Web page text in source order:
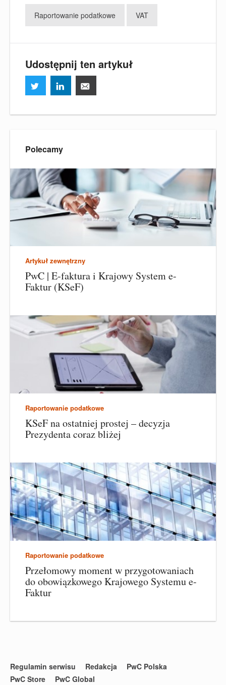
Raportowanie podatkowe VAT
Udostępnij ten artykuł
Polecamy
Artykuł zewnętrzny
PwC | E-faktura i Krajowy System e-
Faktur (KSeF)
Raportowanie podatkowe
KSeF na ostatniej prostej – decyzja
Prezydenta coraz bliżej
Raportowanie podatkowe
Przełomowy moment w przygotowaniach
do obowiązkowego Krajowego Systemu e-
Faktur
Regulamin serwisu Redakcja
PwC Polska
PwC Store
PwC Global